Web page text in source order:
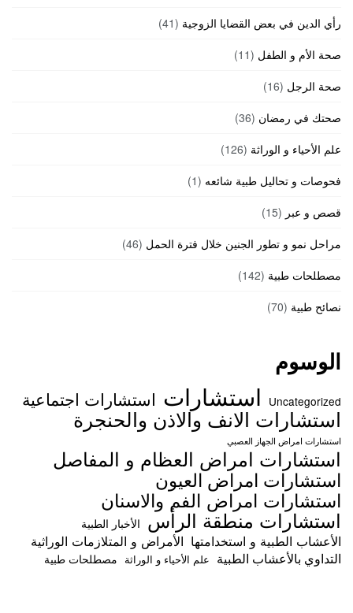
رأي الدين في بعض القضايا الزوجية (41)
صحة الأم و الطفل (11)
صحة الرجل (16)
صحتك في رمضان (36)
علم الأحياء و الوراثة (126)
فحوصات و تحاليل طبية شائعه (1)
قصص و عبر (15)
مراحل نمو و تطور الجنين خلال فترة الحمل (46)
مصطلحات طبية (142)
نصائح طبية (70)
الوسوم
Uncategorized استشارات استشارات اجتماعية
استشارات الانف والاذن والحنجرة
استشارات امراض الجهاز العصبي
استشارات امراض العظام و المفاصل
استشارات امراض العيون
استشارات امراض الفم والاسنان
استشارات منطقة الرأس الأخبار الطبية
الأعشاب الطبية و استخدامتها الأمراض و المتلازمات الوراثية
التداوي بالأعشاب الطبية علم الأحياء و الوراثة مصطلحات طبية